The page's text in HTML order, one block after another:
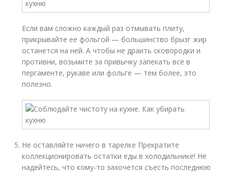
Если вам сложно каждый раз отмывать плиту,
прикрывайте ее фольгой — большинство брызг жир
останется на ней. А чтобы не драить сковородки и
противни, возьмите за привычку запекать всё в
пергаменте, рукаве или фольге — тем более, это
полезно.
Не оставляйте ничего в тарелке Прекратите
коллекционировать остатки еды в холодильнике! Не
надейтесь, что кому-то захочется съесть последнюю